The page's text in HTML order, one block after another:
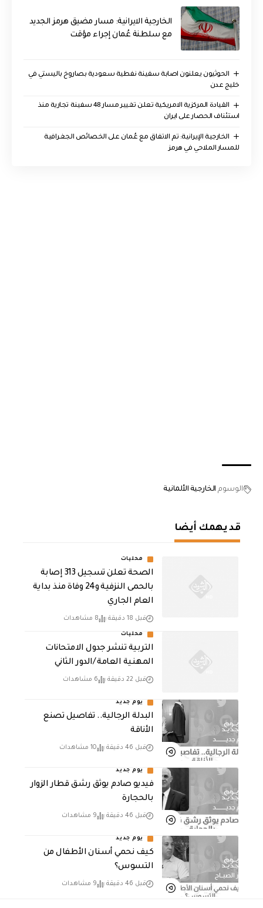
الخارجية الايرانية: مسار مضيق هرمز الجديد
مع سلطنة عُمان إجراء مؤقت
الحوثيون يعلنون اصابة سفينة نفطية سعودية بصاروخ باليستي في
خليج عدن
القيادة المركزية الامريكية تعلن تغيير مسار 48 سفينة تجارية منذ
استئناف الحصار على ايران
‏الخارجية الإيرانية: تم الاتفاق مع عُمان على الخصائص الجغرافية
للمسار الملاحي في هرمز
الوسوم الخارجية الألمانية
قد يهمك أيضا
محليات
الصحة تعلن تسجيل 313 إصابة
بالحمى النزفية و24 وفاة منذ بداية
العام الجاري
قبل 18 دقيقة 8 مشاهدات
محليات
التربية تنشر جدول الامتحانات
المهنية العامة /الدور الثاني
قبل 22 دقيقة 6 مشاهدات
يوم جديد
البدلة الرجالية.. تفاصيل تصنع
الأناقة
قبل 46 دقيقة 10 مشاهدات
يوم جديد
فيديو صادم يوثق رشق قطار الزوار
بالحجارة
قبل 46 دقيقة 9 مشاهدات
يوم جديد
كيف نحمي أسنان الأطفال من
التسوس؟
قبل 46 دقيقة 9 مشاهدات